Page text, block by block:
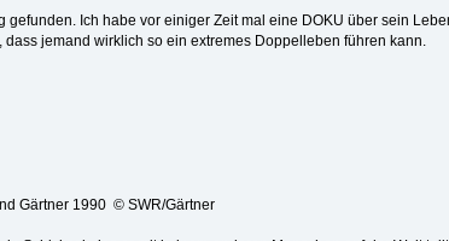
Ich habe vor einiger Zeit mal eine DOKU über sein
jemand wirklich so ein extremes Doppelleben führen kann.
Gärtner 1990 © SWR/Gärtner